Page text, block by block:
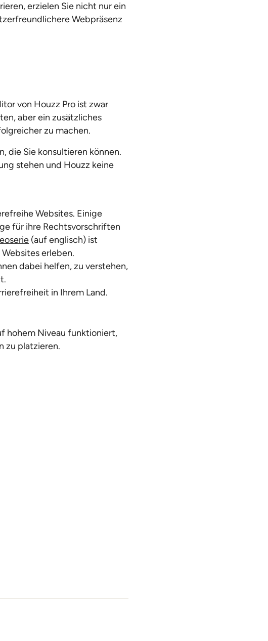
erzielen Sie nicht nur ein
Webpräsenz
von Houzz Pro ist zwar
aber ein zusätzliches
zu machen.
die Sie konsultieren können.
stehen und Houzz keine
Websites. Einige
für ihre Rechtsvorschriften
(auf englisch) ist
erleben.
dabei helfen, zu verstehen,
in Ihrem Land.
hohem Niveau funktioniert,
zu platzieren.